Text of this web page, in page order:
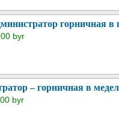
горничная в
byr
– горничная в
byr